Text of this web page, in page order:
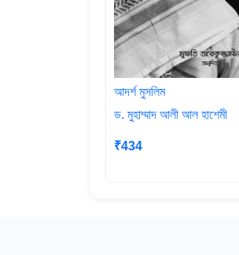
আদর্শ মুসলিম
ড. মুহাম্মাদ আলী আল হাশেমী
₹434